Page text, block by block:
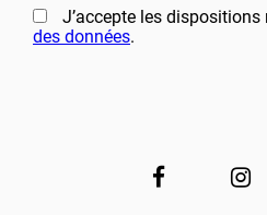
J’accepte les dispositions
des données.